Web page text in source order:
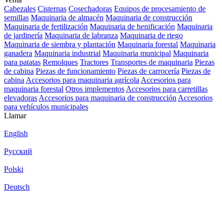
Cabezales Cisternas Cosechadoras Equipos de procesamiento de
semillas Maquinaria de almacén Maquinaria de construcción
Maquinaria de fertilización Maquinaria de henificación Maquinaria
de jardinería Maquinaria de labranza Maquinaria de riego
Maquinaria de siembra y plantación Maquinaria forestal Maquinaria
ganadera Maquinaria industrial Maquinaria municipal Maquinaria
para patatas Remolques Tractores Transportes de maquinaria Piezas
de cabina Piezas de funcionamiento Piezas de carrocería Piezas de
cabina Accesorios para maquinaria agrícola Accesorios para
maquinaria forestal Otros implementos Accesorios para carretillas
elevadoras Accesorios para maquinaria de construcción Accesorios
para vehículos municipales
Llamar
English
Русский
Polski
Deutsch